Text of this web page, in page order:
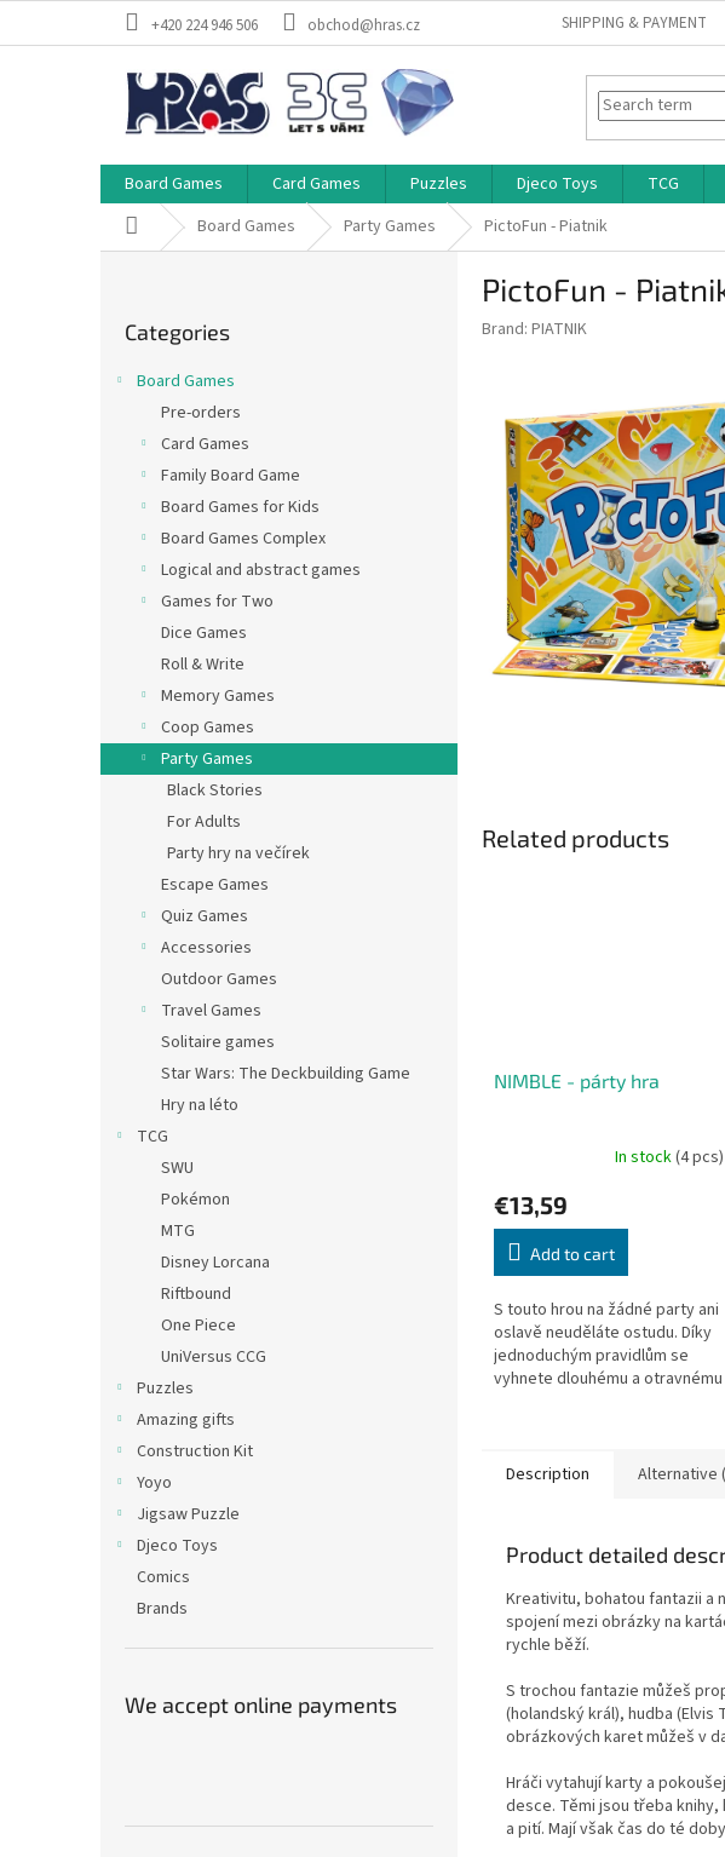
+420 224 946 506 obchod@hras.cz SHIPPING & PAYMENT
Board Games Card Games Puzzles Djeco Toys TCG
Home Board Games Party Games PictoFun - Piatnik
categories
Categories
Board Games
Pre-orders
Card Games
Family Board Game
Board Games for Kids
Board Games Complex
Logical and abstract games
Games for Two
Dice Games
Roll & Write
Memory Games
Coop Games
Party Games
Black Stories
For Adults
Party hry na večírek
Escape Games
Quiz Games
Accessories
Outdoor Games
Travel Games
Solitaire games
Star Wars: The Deckbuilding Game
Hry na léto
TCG
SWU
Pokémon
MTG
Disney Lorcana
Riftbound
One Piece
UniVersus CCG
Puzzles
Amazing gifts
Construction Kit
Yoyo
Jigsaw Puzzle
Djeco Toys
Comics
Brands
We accept online payments
PictoFun -
Brand: PIATNIK
Related products
NIMBLE - párty hra
In stock(4 pcs)
€13,59
Add to cart
S touto hrou na žádné party ani
oslavě neuděláte ostudu. Díky
jednoduchým pravidlům se
vyhnete dlouhému a otravnému
Description Alternative
Product detailed
Kreativitu, bohatou fantazii a
spojení mezi obrázky na
rychle běží.
S trochou fantazie můžeš
(holandský král), hudba (Elvis
obrázkových karet můžeš v
Hráči vytahují karty a
desce. Těmi jsou třeba
a pití. Mají však čas do té